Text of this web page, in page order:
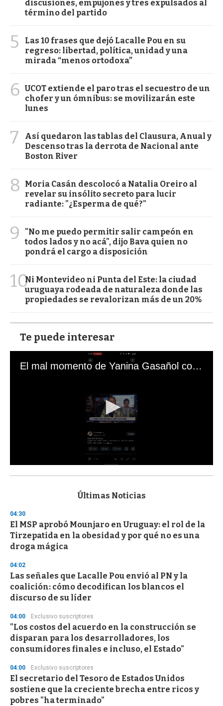
discusiones, empujones y tres expulsados al
término del partido
5
Las 10 frases que dejó Lacalle Pou en su
regreso: libertad, política, unidad y una
mirada “menos ortodoxa”
6 UCOT extiende el paro tras el secuestro de un
chofer y un ómnibus: se movilizarán este
lunes
7
Así quedaron las tablas del Clausura, Anual y
Descenso tras la derrota de Nacional ante
Boston River
8
Moria Casán descolocó a Natalia Oreiro al
revelar su insólito secreto para lucir
radiante: "¿Esperma de qué?"
9
"No me puedo permitir salir campeón en
todos lados y no acá", dijo Bava quien no
pondrá el cargo a disposición
10Ni Montevideo ni Punta del Este: la ciudad
uruguaya rodeada de naturaleza donde las
propiedades se revalorizan más de un 20%
Te puede interesar
El mal momento de Yanina Gasañol con un hincha argentino en "Subrayado"
s
d
s
o
f
3
s
e
c
o
n
Últimas Noticias
04:30
El MSP aprobó Mounjaro en Uruguay: el rol de la
Tirzepatida en la obesidad y por qué no es una
droga mágica
04:02
Las señales que Lacalle Pou envió al PN y la
coalición: cómo decodifican los blancos el
discurso de su líder
04:00 Exclusivo suscriptores
"Los costos del acuerdo en la construcción se
disparan para los desarrolladores, los
consumidores finales e incluso, el Estado"
04:00 Exclusivo suscriptores
El secretario del Tesoro de Estados Unidos
sostiene que la creciente brecha entre ricos y
pobres "ha terminado"